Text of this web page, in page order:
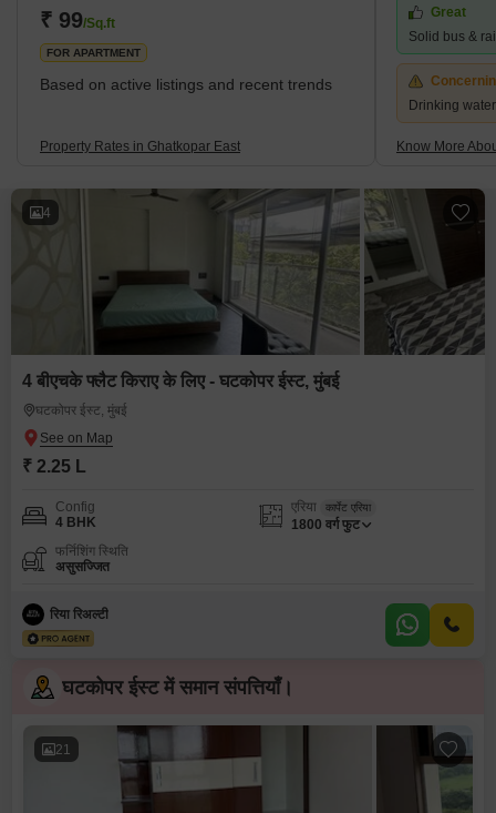
₹ 99/Sq.ft
FOR APARTMENT
Based on active listings and recent trends
Property Rates in Ghatkopar East
Great
Solid bus &
Drinking
Know More
4
4 बीएचके फ्लैट किराए के लिए - घटकोपर ईस्ट, मुंबई
घटकोपर ईस्ट, मुंबई
₹ 2.25 L
Config
4 BHK
एरिया कार्पेट एरिया
1800 वर्ग फुट
फर्निशिंग स्थिति
असुसज्जित
रिया रिअल्टी
घटकोपर ईस्ट में समान संपत्तियाँ।
21